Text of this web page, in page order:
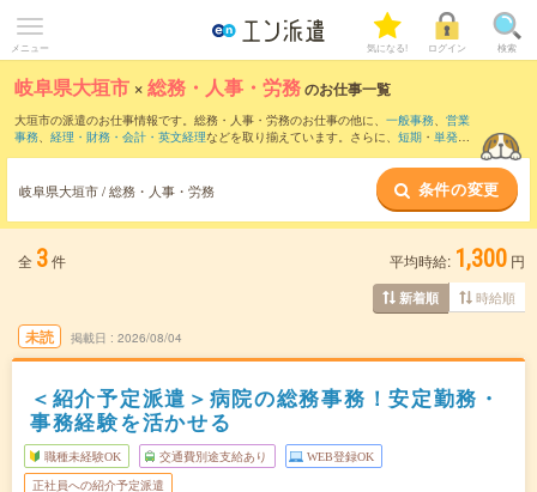
メニュー 気になる! ログイン 検索
岐阜県大垣市 ×総務・人事・労務のお仕事一覧
大垣市の派遣のお仕事情報です。総務・人事・労務のお仕事の他に、 一般事務、 営業
事務、 経理・財務・会計・英文経理などを取り揃えています。さらに、 短期 ・ 単発な
岐阜県大垣市 / 総務・人事・労務 条件の変更
全 3件 平均時給: 1,300 円
新着順 時給順
未読 掲載日 2026/08/04
＜紹介予定派遣＞病院の総務事務！安定勤務・
事務経験を活かせる
職種未経験OK 交通費別途支給あり WEB登録OK
正社員への紹介予定派遣